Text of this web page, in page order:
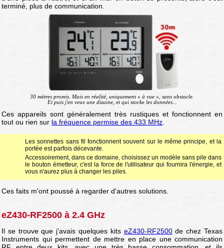
terminé, plus de communication.
30 mètres promis. Mais en réalité, uniquement « à vue », sans obstacle.
Et puis j'en veux une dizaine, et qui stocke les données...
Ces appareils sont généralement très rustiques et fonctionnent en
tout ou rien sur la fréquence permise des 433 MHz.
Les sonnettes sans fil fonctionnent souvent sur le même principe, et la
portée est parfois décevante.
Accessoirement, dans ce domaine, choisissez un modèle sans pile dans
le bouton émetteur, c'est la force de l'utilisateur qui fournira l'énergie, et
vous n'aurez plus à changer les piles.
Ces faits m'ont poussé à regarder d'autres solutions.
eZ430-RF2500 à 2.4 GHz
Il se trouve que j'avais quelques kits eZ430-RF2500de chez Texas
Instruments qui permettent de mettre en place une communication